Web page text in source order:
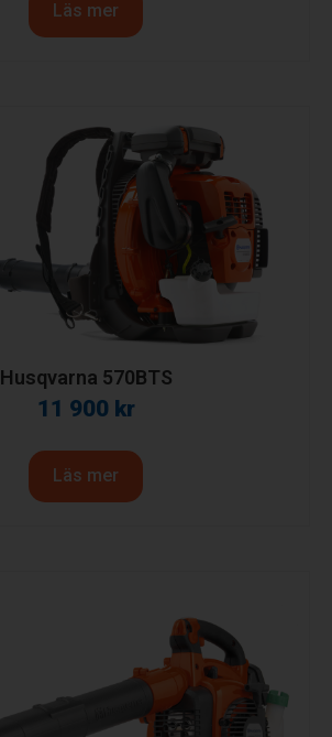
Läs mer
Husqvarna 570BTS
11 900 kr
Läs mer